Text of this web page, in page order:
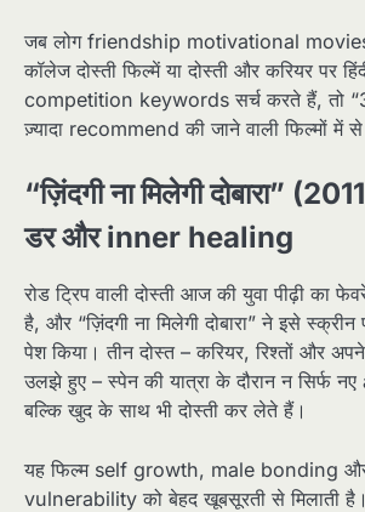
जब लोग friendship motivational
कॉलेज दोस्ती फिल्में या दोस्ती और करियर पर
competition keywords सर्च करते हैं, तो
ज़्यादा recommend की जाने वाली फिल्मों में से
“ज़िंदगी ना मिलेगी दोबारा”
डर और inner healing
रोड ट्रिप वाली दोस्ती आज की युवा पीढ़ी का
है, और “ज़िंदगी ना मिलेगी दोबारा” ने इसे
पेश किया। तीन दोस्त – करियर, रिश्तों और
उलझे हुए – स्पेन की यात्रा के दौरान न सिर्फ
बल्कि खुद के साथ भी दोस्ती कर लेते हैं।​
यह फिल्म self growth, male bonding
vulnerability को बेहद खूबसूरती से मिलाती